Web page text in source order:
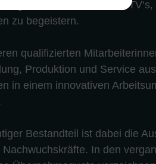
wie Smart-
zu begeistern.
qualifizierten
Produktion und Service
in einem innovativen
Bestandteil ist dabei die
Nachwuchskräfte. In den